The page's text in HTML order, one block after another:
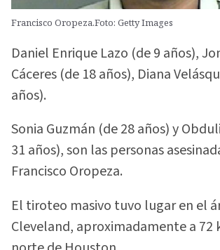
Francisco Oropeza.Foto: Getty Images
Daniel Enrique Lazo (de 9 años),
Cáceres (de 18 años), Diana
años).
Sonia Guzmán (de 28 años) y
31 años), son las personas
Francisco Oropeza.
El tiroteo masivo tuvo lugar en el
Cleveland, aproximadamente a